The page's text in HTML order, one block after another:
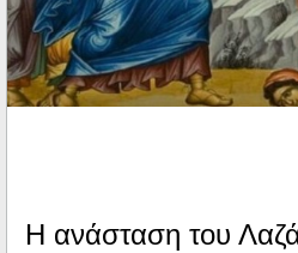
Ηχητικά
Η ανάσταση του